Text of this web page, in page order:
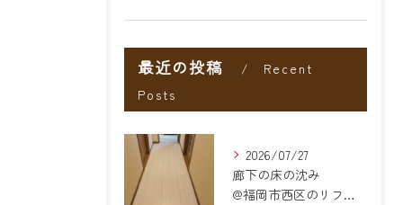
最近の投稿
Recent
Posts
2026/07/27
廊下の床の沈み
@福岡市西区のリフォーム